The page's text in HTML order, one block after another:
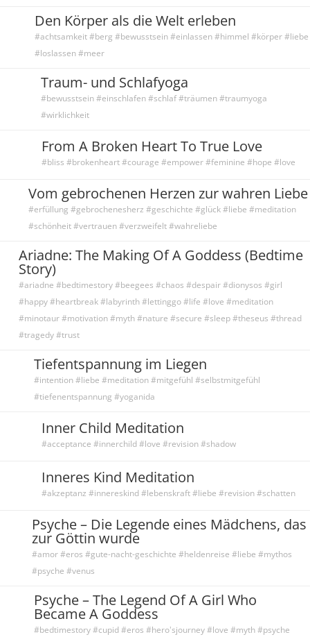
Den Körper als die Welt erleben
#achtsamkeit #berg #bewusstsein #einlassen #himmel #körper #liebe
#loslassen #meer
Traum- und Schlafyoga
#bewusstsein #einschlafen #schlaf #träumen #traumyoga
#wirklichkeit
From A Broken Heart To True Love
#bliss #brokenheart #courage #empower #feminine #hope #love
Vom gebrochenen Herzen zur wahren Liebe
#erfüllung #gebrochenesherz #geschichte #glück #liebe #meditation
#schönheit #vertrauen #verzweifelt #wahreliebe
Ariadne: The Making Of A Goddess (Bedtime
Story)
#ariadne #bedtimestory #beegees #chaos #despair #dionysos #girl
#happy #heartbreak #labyrinth #lettinggo #life #love #meditation
#minotaur #motivation #myth #nature #secure #sleep #theseus #thread
#tragedy #trust
Tiefentspannung im Liegen
#intention #liebe #meditation #mitgefühl #selbstmitgefühl
#tiefenentspannung #yoganida
Inner Child Meditation
#acceptance #innerchild #love #revision #shadow
Inneres Kind Meditation
#akzeptanz #innereskind #lebenskraft #liebe #revision #schatten
Psyche – Die Legende eines Mädchens, das
zur Göttin wurde
#amor #eros #gute-nacht-geschichte #heldenreise #liebe #mythos
#psyche #venus
Psyche – The Legend Of A Girl Who
Became A Goddess
#bedtimestory #cupid #eros #hero'sjourney #love #myth #psyche